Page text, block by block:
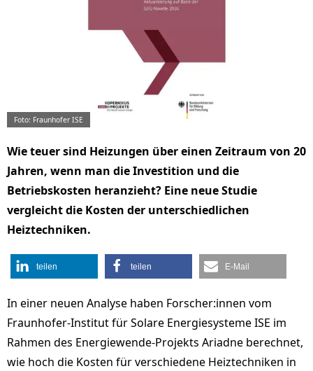
Foto: Fraunhofer ISE
Wie teuer sind Heizungen über einen Zeitraum von 20
Jahren, wenn man die Investition und die
Betriebskosten heranzieht? Eine neue Studie
vergleicht die Kosten der unterschiedlichen
Heiztechniken.
teilen teilen E-Mail
In einer neuen Analyse haben Forscher:innen vom
Fraunhofer-Institut für Solare Energiesysteme ISE im
Rahmen des Energiewende-Projekts Ariadne berechnet,
wie hoch die Kosten für verschiedene Heiztechniken in